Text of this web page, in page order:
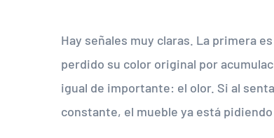
Hay señales muy claras. La primera
perdido su color original por
igual de importante: el olor. Si al
constante, el mueble ya está